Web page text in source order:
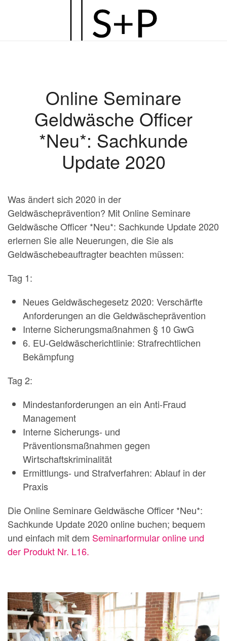
Online Seminare
Geldwäsche Officer
*Neu*: Sachkunde
Update 2020
Was ändert sich 2020 in der
Geldwäscheprävention? Mit Online Seminare
Geldwäsche Officer *Neu*: Sachkunde Update 2020
erlernen Sie alle Neuerungen, die Sie als
Geldwäschebeauftragter beachten müssen:
Tag 1:
Neues Geldwäschegesetz 2020: Verschärfte
Anforderungen an die Geldwäscheprävention
Interne Sicherungsmaßnahmen § 10 GwG
6. EU-Geldwäscherichtlinie: Strafrechtlichen
Bekämpfung
Tag 2:
Mindestanforderungen an ein Anti-Fraud
Management
Interne Sicherungs- und
Präventionsmaßnahmen gegen
Wirtschaftskriminalität
Ermittlungs- und Strafverfahren: Ablauf in der
Praxis
Die Online Seminare Geldwäsche Officer *Neu*:
Sachkunde Update 2020 online buchen; bequem
und einfach mit dem Seminarformular online und
der Produkt Nr. L16.